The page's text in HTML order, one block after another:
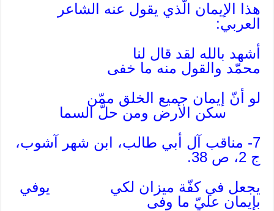
هذا الإيمان الّذي يقول عنه الشاعر
العربي:
أشهد بالله لقد قال لنا
محمّد والقول منه ما خفى
لو أنّ إيمان جميع الخلق ممّن
سكن الأرض ومن حلَّ السما
7- مناقب آل أبي طالب، ابن شهر آشوب،
ج 2، ص 38.
يجعل في كفّة ميزان لكي يوفي
بإيمان عليّ ما وفى